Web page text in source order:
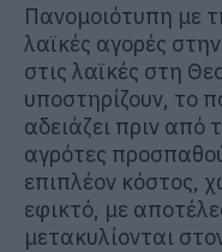
Πανομοιότυπη με
λαϊκές αγορές
στις λαϊκές στη
υποστηρίζουν, το
αδειάζει πριν από
αγρότες
επιπλέον κόστος,
εφικτό, με
μετακυλίονται